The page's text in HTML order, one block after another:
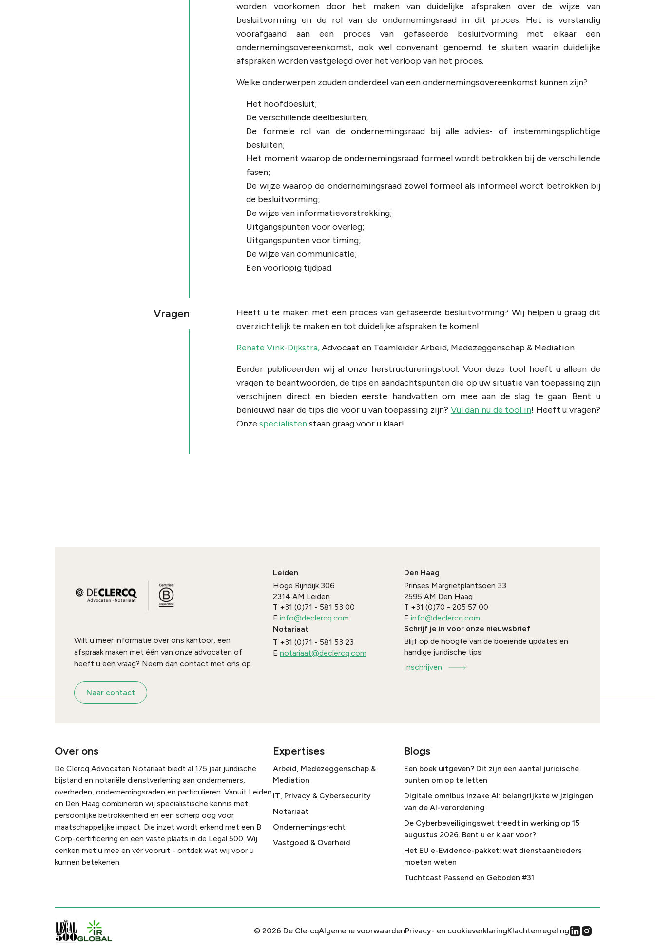
worden voorkomen door het maken van duidelijke afspraken over de wijze van
besluitvorming en de rol van de ondernemingsraad in dit proces. Het is verstandig
voorafgaand aan een proces van gefaseerde besluitvorming met elkaar een
ondernemingsovereenkomst, ook wel convenant genoemd, te sluiten waarin duidelijke
afspraken worden vastgelegd over het verloop van het proces.
Welke onderwerpen zouden onderdeel van een ondernemingsovereenkomst kunnen zijn?
Het hoofdbesluit;
De verschillende deelbesluiten;
De formele rol van de ondernemingsraad bij alle advies- of instemmingsplichtige
besluiten;
Het moment waarop de ondernemingsraad formeel wordt betrokken bij de verschillende
fasen;
De wijze waarop de ondernemingsraad zowel formeel als informeel wordt betrokken bij
de besluitvorming;
De wijze van informatieverstrekking;
Uitgangspunten voor overleg;
Uitgangspunten voor timing;
De wijze van communicatie;
Een voorlopig tijdpad.
Vragen
Heeft u te maken met een proces van gefaseerde besluitvorming? Wij helpen u graag dit
overzichtelijk te maken en tot duidelijke afspraken te komen!
Renate Vink-Dijkstra,Advocaat en Teamleider Arbeid, Medezeggenschap & Mediation
Eerder publiceerden wij al onze herstructureringstool. Voor deze tool hoeft u alleen de
vragen te beantwoorden, de tips en aandachtspunten die op uw situatie van toepassing zijn
verschijnen direct en bieden eerste handvatten om mee aan de slag te gaan. Bent u
benieuwd naar de tips die voor u van toepassing zijn? Vul dan nu de tool in! Heeft u vragen?
Onzespecialistenstaan graag voor u klaar!
Wilt u meer informatie over ons kantoor, een
afspraak maken met één van onze advocaten of
heeft u een vraag? Neem dan contact met ons op.
Naar contact
Leiden
Hoge Rijndijk 306
2314 AM Leiden
T +31 (0)71 - 581 53 00
E info@declercq.com
Notariaat
T +31 (0)71 - 581 53 23
E notariaat@declercq.com
Den Haag
Prinses Margrietplantsoen 33
2595 AM Den Haag
T +31 (0)70 - 205 57 00
E info@declercq.com
Schrijf je in voor onze nieuwsbrief
Blijf op de hoogte van de boeiende updates en
handige juridische tips.
Inschrijven
Over ons
De Clercq Advocaten Notariaat biedt al 175 jaar juridische
bijstand en notariële dienstverlening aan ondernemers,
overheden, ondernemingsraden en particulieren. Vanuit Leiden
en Den Haag combineren wij specialistische kennis met
persoonlijke betrokkenheid en een scherp oog voor
maatschappelijke impact. Die inzet wordt erkend met een B
Corp-certificering en een vaste plaats in de Legal 500. Wij
denken met u mee en vér vooruit - ontdek wat wij voor u
kunnen betekenen.
Expertises
Arbeid, Medezeggenschap &
Mediation
IT, Privacy & Cybersecurity
Notariaat
Ondernemingsrecht
Vastgoed & Overheid
Blogs
Een boek uitgeven? Dit zijn een aantal juridische
punten om op te letten
Digitale omnibus inzake AI: belangrijkste wijzigingen
van de AI-verordening
De Cyberbeveiligingswet treedt in werking op 15
augustus 2026. Bent u er klaar voor?
Het EU e-Evidence-pakket: wat dienstaanbieders
moeten weten
Tuchtcast Passend en Geboden #31
© 2026 De ClercqAlgemene voorwaardenPrivacy- en cookieverklaringKlachtenregeling